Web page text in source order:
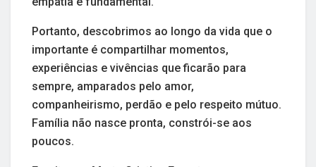
Portanto, descobrimos ao longo da vida que o
importante é compartilhar momentos,
experiências e vivências que ficarão para
sempre, amparados pelo amor,
companheirismo, perdão e pelo respeito mútuo.
Família não nasce pronta, constrói-se aos
poucos.